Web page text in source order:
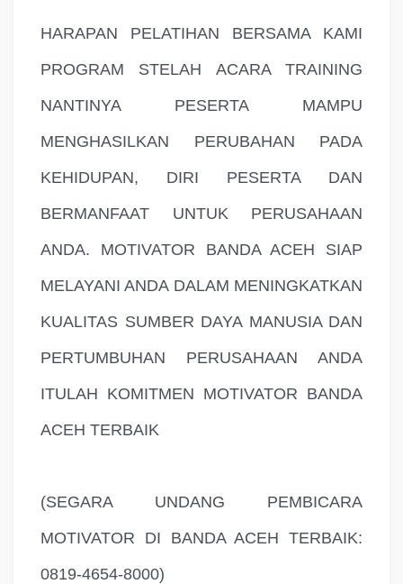
HARAPAN PELATIHAN BERSAMA KAMI
PROGRAM STELAH ACARA TRAINING
NANTINYA PESERTA MAMPU
MENGHASILKAN PERUBAHAN PADA
KEHIDUPAN, DIRI PESERTA DAN
BERMANFAAT UNTUK PERUSAHAAN
ANDA. MOTIVATOR BANDA ACEH SIAP
MELAYANI ANDA DALAM MENINGKATKAN
KUALITAS SUMBER DAYA MANUSIA DAN
PERTUMBUHAN PERUSAHAAN ANDA
ITULAH KOMITMEN MOTIVATOR BANDA
ACEH TERBAIK
(SEGARA UNDANG PEMBICARA
MOTIVATOR DI BANDA ACEH TERBAIK:
0819-4654-8000)